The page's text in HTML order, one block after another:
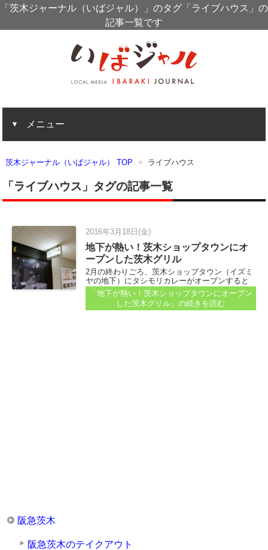
「茨木ジャーナル（いばジャル）」のタグ「ライブハウス」の
記事一覧です
メニュー
茨木ジャーナル（いばジャル） TOP ライブハウス
「ライブハウス」タグの記事一覧
2016年3月18日(金)
地下が熱い！茨木ショップタウンにオ
ープンした茨木グリル
2月の終わりごろ、茨木ショップタウン（イズミ
ヤの地下）にタシモリカレーがオープンすると
紹介しました。 【タシモリカレーもうすぐ
open、茨木は地下も熱いぜっ！】の記事参照。
同じショップタウンの地下に、新しくお店がオ
「地下が熱い！茨木ショップタウンにオープン
した茨木グリル」の続きを読む
阪急茨木
阪急茨木のテイクアウト